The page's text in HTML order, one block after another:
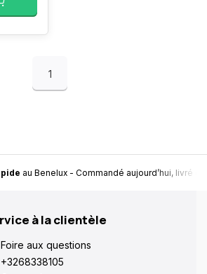
1
au Benelux - Commandé aujourd’hui, livré
à la clientèle
Foire aux questions
+3268338105